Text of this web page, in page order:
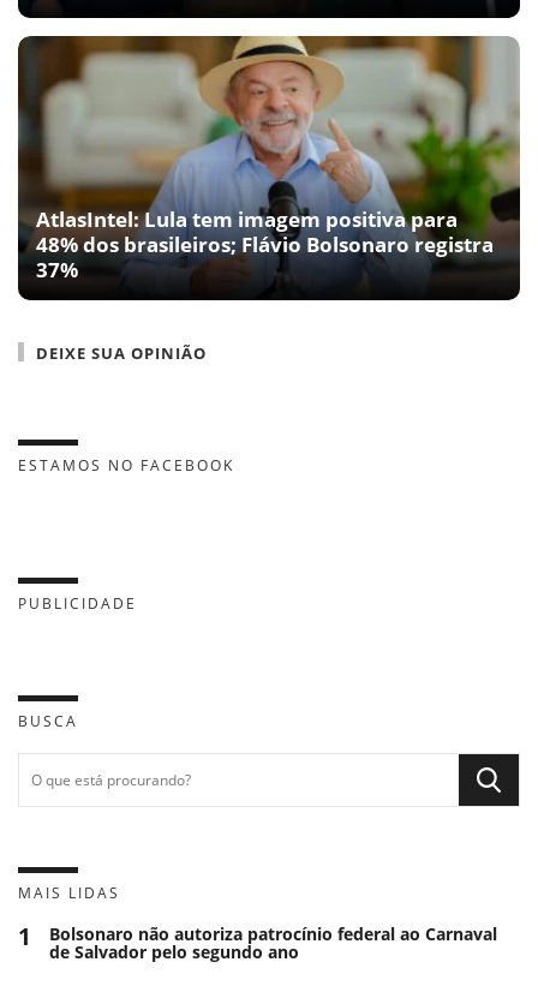
AtlasIntel: Lula tem imagem positiva para
48% dos brasileiros; Flávio Bolsonaro registra
37%
DEIXE SUA OPINIÃO
ESTAMOS NO FACEBOOK
PUBLICIDADE
BUSCA
MAIS LIDAS
1 Bolsonaro não autoriza patrocínio federal ao Carnaval
de Salvador pelo segundo ano